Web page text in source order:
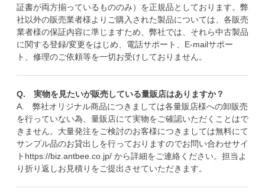
証書が両方揃っているもののみ）を正規品としております。弊
社以外の販売業者様よりご購入された製品については、各販売
業者様の保証内容に準じますため、弊社では、それら中古製品
に関する登録/変更をはじめ、電話サポート、E-mailサポー
ト、修理のご依頼等を一切お受けしておりません。
Q. 実物を見たいが販売している量販店はありますか？
A. 弊社オリジナル商品につきましては各量販店様への卸販売
を行っていない為、量販店にて実物をご確認いただくことはで
きません。大量発注をご検討のお客様につきましては無料にて
サンプル品のお貸出しを行っておりますのでお問い合わせサイ
ト https://biz.antbee.co.jp/ から詳細をご連絡ください。担当よ
り折り返しお見積りをご提出させていただきます。